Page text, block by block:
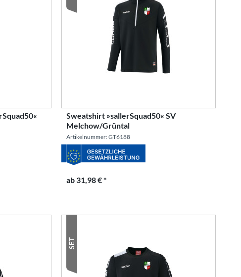
Sweatshirt »sallerSquad50« SV
Melchow/Grüntal
Artikelnummer: GT6188
ab 31,98 € *
SET